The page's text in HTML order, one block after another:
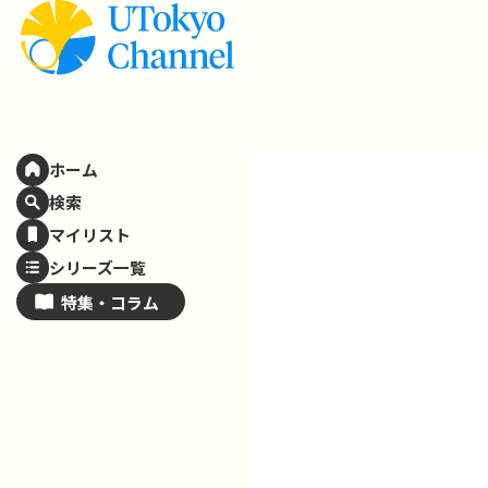
ホーム
検索
マイリスト
シリーズ一覧
特集・ コラム